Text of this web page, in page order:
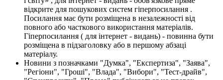
відкрите для пошукових систем гіперпосилання .
Посилання має бути розміщена в незалежності від
повного або часткового використання матеріалів.
Гіперпосилання ( для інтернет - видань) - повинна бути
розміщена в підзаголовку або в першому абзаці
матеріалу.
Новини з позначками "Думка", "Експертиза", "Заява",
"Регіони", "Гроші", "Влада", "Вибори", "Тест-драйв",